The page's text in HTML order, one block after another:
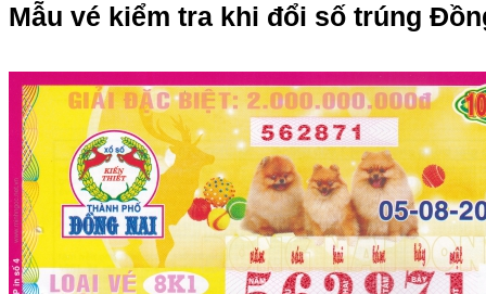
Mẫu vé kiểm tra khi đổi số trúng